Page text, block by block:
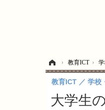
› 教育ICT ›
大学生
教育ICT 学校